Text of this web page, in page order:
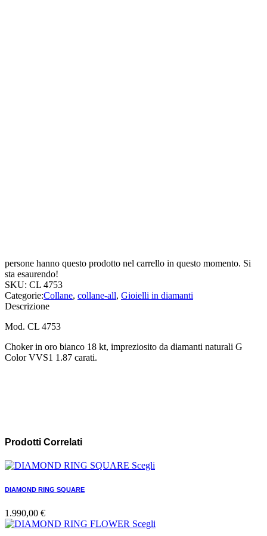
persone hanno questo prodotto nel carrello in questo momento. Si
sta esaurendo!
SKU: CL 4753
Categorie:Collane, collane-all, Gioielli in diamanti
Descrizione
Mod. CL 4753
Choker in oro bianco 18 kt, impreziosito da diamanti naturali G
Color VVS1 1.87 carati.
Prodotti Correlati
Scegli
DIAMOND RING SQUARE
1.990,00 €
Scegli